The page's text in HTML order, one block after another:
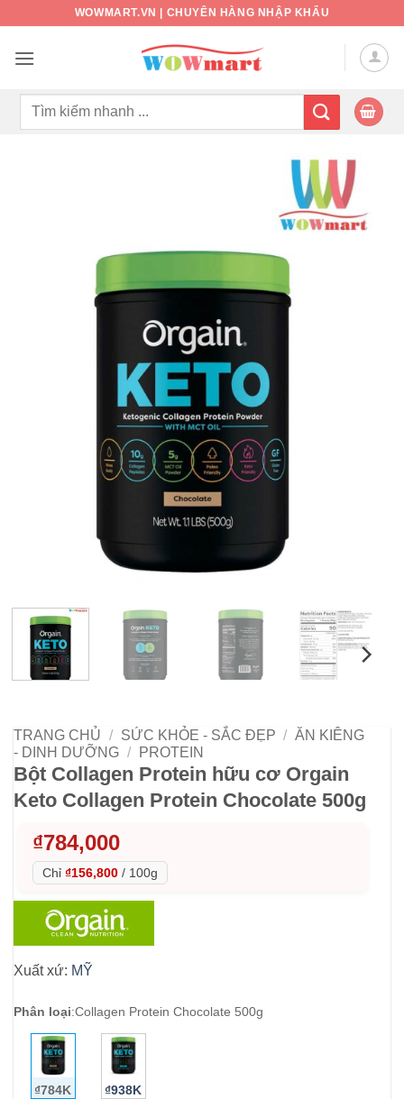
nội
WOWMART.VN | CHUYÊN HÀNG NHẬP KHẨU
Tìm
TRANG CHỦ / SỨC KHỎE - SẮC ĐẸP / ĂN KIÊNG
- DINH DƯỠNG / PROTEIN
Bột Collagen Protein hữu cơ Orgain
Keto Collagen Protein Chocolate 500g
₫784,000
Chỉ ₫156,800 / 100g
Xuất xứ: MỸ
Phân loại:Collagen Protein Chocolate 500g
₫784K ₫938K